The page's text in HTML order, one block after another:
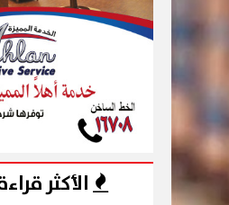
الأكثر